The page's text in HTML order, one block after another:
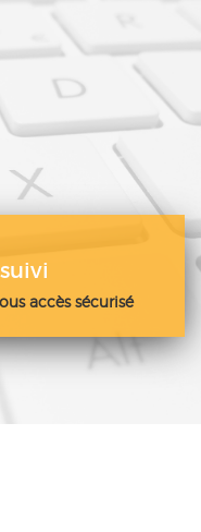
accès sécurisé